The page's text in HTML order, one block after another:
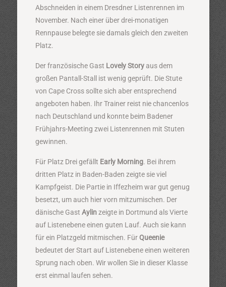
Abschneiden in einem Dresdner Listenrennen im
November. Nach einer über drei-monatigen
Rennpause belegte sie damals gleich den zweiten
Platz.
Der französische Gast Lovely Storyaus dem
großen Pantall-Stall ist wenig geprüft. Die Stute
von Cape Cross sollte sich aber entsprechend
angeboten haben. Ihr Trainer reist nie chancenlos
nach Deutschland und konnte beim Badener
Frühjahrs-Meeting zwei Listenrennen mit Stuten
gewinnen.
Für Platz Drei gefällt Early Morning. Bei ihrem
dritten Platz in Baden-Baden zeigte sie viel
Kampfgeist. Die Partie in Iffezheim war gut genug
besetzt, um auch hier vorn mitzumischen. Der
dänische Gast Aylinzeigte in Dortmund als Vierte
auf Listenebene einen guten Lauf. Auch sie kann
für ein Platzgeld mitmischen. FürQueenie
bedeutet der Start auf Listenebene einen weiteren
Sprung nach oben. Wir wollen Sie in dieser Klasse
erst einmal laufen sehen.